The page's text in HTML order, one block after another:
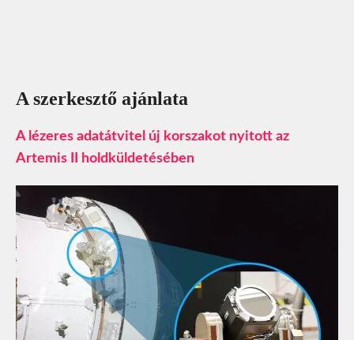
A szerkesztő ajánlata
A lézeres adatátvitel új korszakot nyitott az
Artemis II holdküldetésében